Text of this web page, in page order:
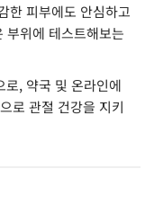
한 피부에도 안심하고
부위에 테스트해보는
로, 약국 및 온라인에
로 관절 건강을 지키